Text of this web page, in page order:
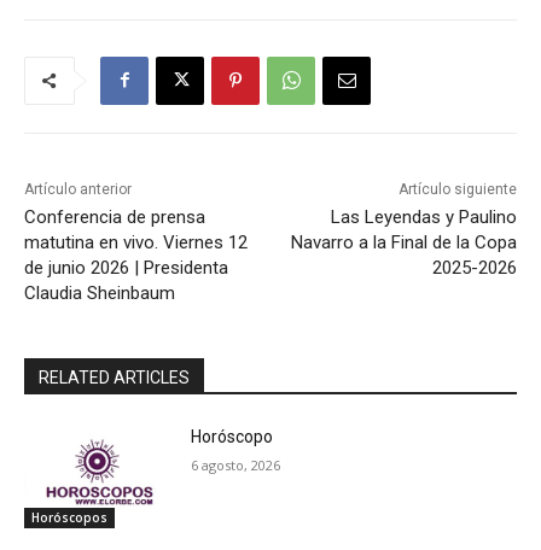
Artículo anterior
Conferencia de prensa
matutina en vivo. Viernes 12
de junio 2026 | Presidenta
Claudia Sheinbaum
Artículo siguiente
Las Leyendas y Paulino
Navarro a la Final de la Copa
2025-2026
RELATED ARTICLES
Horóscopos
Horóscopo
6 agosto, 2026